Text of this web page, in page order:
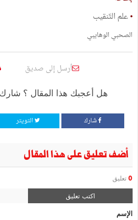
•علم التّنقيب
الصحبي الوهايبي
أرسل إلى صديق
هل أعجبك هذا المقال ؟
شارك التويتر
أضف تعليق على هذا المقال
0 تعليق
اكتب تعليق
الإسم